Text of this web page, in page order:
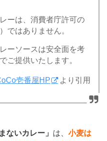
ーは、消費者庁許可の
ではありません。
ーソースは安全面を考
ご提供いたします。
壱番屋HP より引用
ないカレー」 は、小麦は